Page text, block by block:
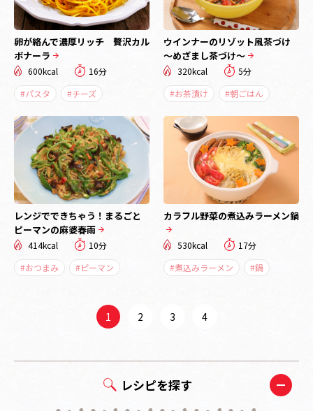
卵が絡んで濃厚リッチ 贅沢カル
ボナーラ
600kcal
16分
#パスタ
#チーズ
ウインナーのリゾット風茶づけ
～めざまし茶づけ～
320kcal
5分
#お茶漬け
#朝ごはん
レンジでできちゃう！まるごと
ピーマンの麻婆春雨
414kcal
10分
#おつまみ
#ピーマン
カラフル野菜の煮込みラーメン鍋
530kcal
17分
#煮込みラーメン
#鍋
1 2 3 4
レシピを探す